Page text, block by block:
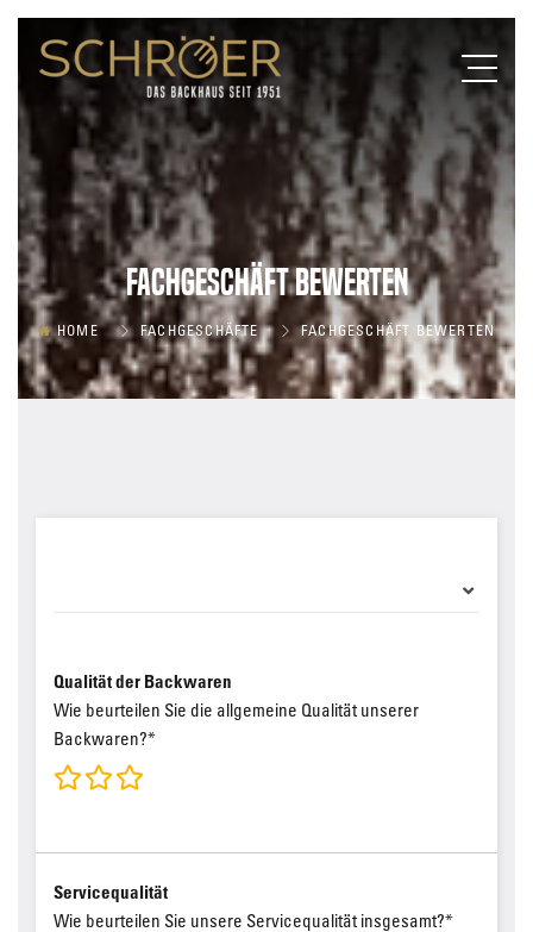
Fachgeschäft bewerten
HOME FACHGESCHÄFTE FACHGESCHÄFT BEWERTEN
Qualität der Backwaren
Wie beurteilen Sie die allgemeine Qualität unserer
Backwaren?*
Servicequalität
Wie beurteilen Sie unsere Servicequalität insgesamt?*